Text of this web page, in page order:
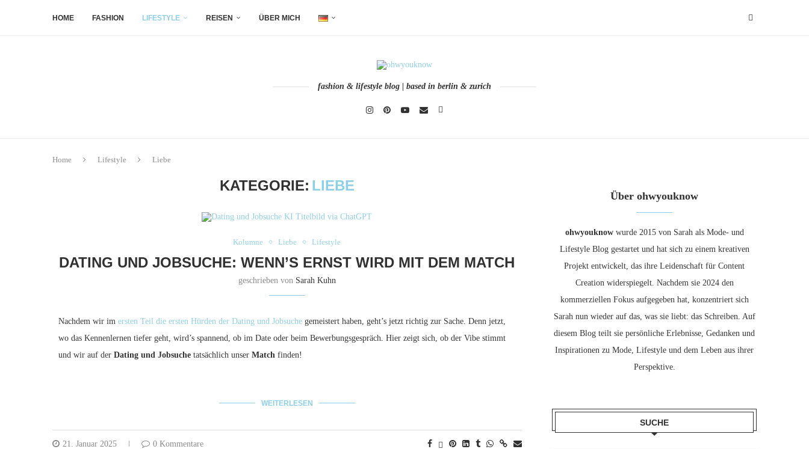
HOME FASHION LIFESTYLE REISEN ÜBER MICH
fashion & lifestyle blog | based in berlin & zurich
Home Lifestyle Liebe
KATEGORIE: LIEBE
Kolumne Liebe Lifestyle
DATING UND JOBSUCHE: WENN’S ERNST WIRD MIT DEM MATCH
geschrieben von Sarah Kuhn
Nachdem wir im ersten Teil die ersten Hürden der Dating und Jobsuche gemeistert haben, geht’s jetzt richtig zur Sache. Denn jetzt,
wo das Kennenlernen tiefer geht, wird’s spannend, ob im Date oder beim Bewerbungsgespräch. Hier zeigt sich, ob der Vibe stimmt
und wir auf der Dating und Jobsuche tatsächlich unser Match finden!
WEITERLESEN
21. Januar 2025 0 Kommentare
Über ohwyouknow
ohwyouknowwurde 2015 von Sarah als Mode- und
Lifestyle Blog gestartet und hat sich zu einem kreativen
Projekt entwickelt, das ihre Leidenschaft für Content
Creation widerspiegelt. Nachdem sie 2024 den
kommerziellen Fokus aufgegeben hat, konzentriert sich
Sarah nun wieder auf das, was sie liebt: das Schreiben. Auf
diesem Blog teilt sie persönliche Erlebnisse, Gedanken und
Inspirationen zu Mode, Lifestyle und dem Leben aus ihrer
Perspektive.
SUCHE